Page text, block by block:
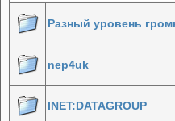
Разный уровень
nep4uk
INET:DATAGROUP